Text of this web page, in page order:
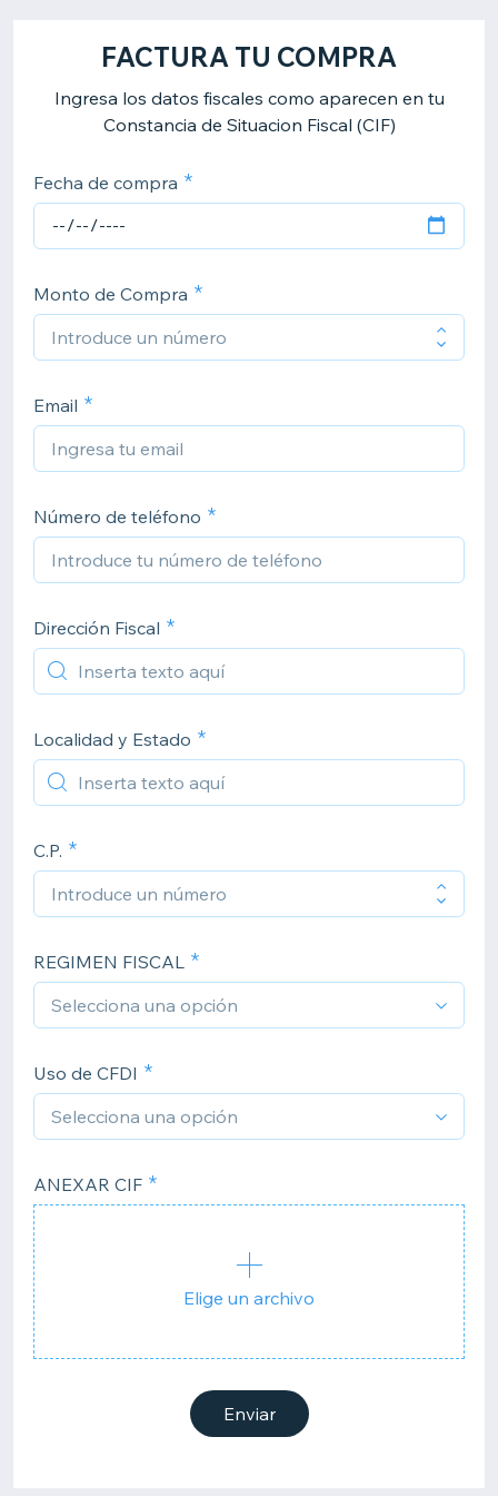
FACTURA TU COMPRA
Ingresa los datos fiscales como aparecen en tu
Constancia de Situacion Fiscal (CIF)
Fecha de compra
Monto de Compra
Email
Número de teléfono
Dirección Fiscal
Localidad y Estado
C.P.
REGIMEN FISCAL
Uso de CFDI
ANEXAR CIF
Elige un archivo
Enviar